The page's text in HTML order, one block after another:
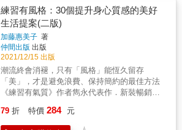
費心打掃就整齊的家^^ 重新審視自己及家人的
習慣之後，讓物品都找到最佳擺放的位置。
「在玄關旁的抽屜只放每天會使用的鑰匙，就
可以在出門前馬上拿取，不必翻找。」 「只放
最常用的工具，就可以更整齊的分隔收納。」
「保留少數的購物袋、紙袋，就不會在拿取時
亂成一團，又迫於時間緊急而亂塞回去。」 教
你用動線來整理，才能做日日整齊不用再費心
打掃的家。 & ●21天整理訣竅大公開，即使有
小孩，也能隨時收得乾淨！ 從玄關&rarr;客廳
&rarr;餐廳&rarr;廚房&rarr;臥室&rarr; 兒童房
&rarr;浴室， 把家裡從倉庫變飯店的「魔法練
靈感。」──作者自序 & 把想要提升生活的念頭
擺在以後，不如就從現在開始改變！ 陳列有佈
置、擺放的意思，泛指安排物件、運用物件之
意。⽤以美化提升、借物達義的世界觀。 台
灣市面上關於陳列設計的書，沒有一本是專門
解析與示範陳列設計的概念，通常是以空間類
型、風格為主題，如居家設計、商空設計、北
歐風、工業風等，所以需求者要把很多本書綜
將從理論開始，透過選物、搭配、技巧、實際
當你試著跟隨有元老師的建議照著做，進而發
展出自己的一套生活儀式，獨特的品味就此養
成，而這份品味正是迷人的「生活感」。 &
◎「剛剛好」的不積累處世哲學，45則從料理
開始的好感生活練習 當斷捨離成為一種風潮，
有元老師早已經行之有年，甚至延伸出更好入
門的整理練習。在挑選物品時，一定會留意
「做什麼用途」、「是否耐用」、「真的有需
要嗎？」這三大主軸。這本書有元老師從飲
食、廚房、居住、個人保養和愉快生活五個主
練習有風格：30個提升身心質感的美好
生活提案(二版)
加藤惠美子 著
仲間出版 出版
2021/12/15 出版
潮流終會消褪，只有「風格」能恆久留存
「美」，才是避免浪費、保持簡約的最佳方法
《練習有氣質》作者雋永代表作．新裝暢銷典
己做起&mdash;&mdash; 找到適合的基本品
味，專注於熱愛的事物， 琢磨對生活之美的感
79 折 特價 284 元